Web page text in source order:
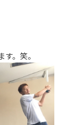
。笑。